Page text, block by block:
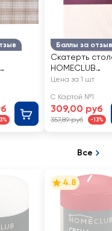
Баллы за отзыв
Скатерть
HOMECLUB
110х135см, в
7051-mix
Цена за 1 шт
С Картой №1
309,00 руб
357,89 руб -13%
Все
4.8